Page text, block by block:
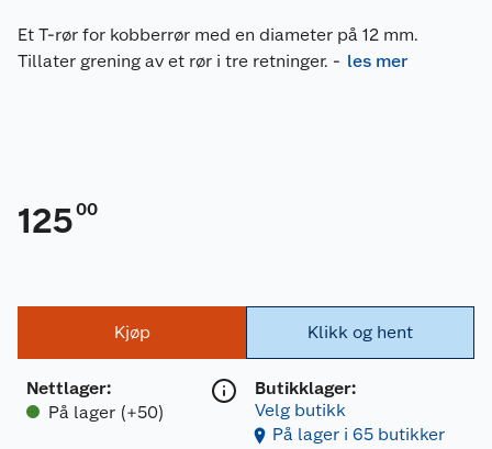
Et T-rør for kobberrør med en diameter på 12 mm.
Tillater grening av et rør i tre retninger. - les mer
12500
Kjøp
Nettlager:
På lager (+50)
Klikk og hent
Butikklager:
Velg butikk
På lager i 65 butikker